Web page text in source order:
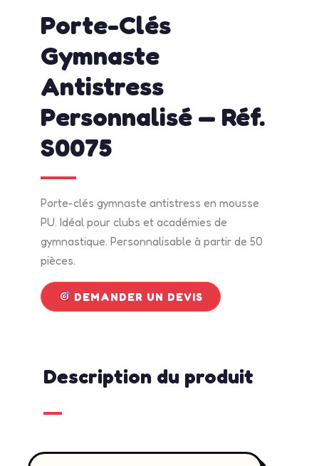
Porte-Clés
Gymnaste
Antistress
Personnalisé — Réf.
S0075
Porte-clés gymnaste antistress en mousse
PU. Idéal pour clubs et académies de
gymnastique. Personnalisable à partir de 50
pièces.
DEMANDER UN DEVIS
Description du produit